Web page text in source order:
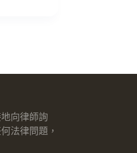
向律師詢
法律問題，